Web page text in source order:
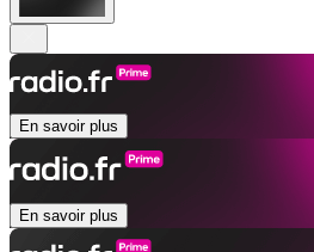
En savoir plus
En savoir plus